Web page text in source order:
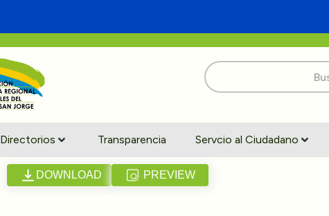
Buscar:
Directorios Transparencia Servcio al Ciudadano
DOWNLOAD PREVIEW